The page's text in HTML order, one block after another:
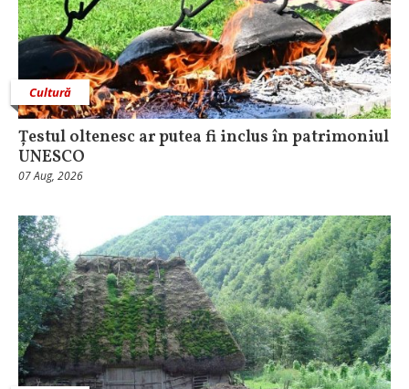
Cultură
Țestul oltenesc ar putea fi inclus în patrimoniul
UNESCO
07 Aug, 2026